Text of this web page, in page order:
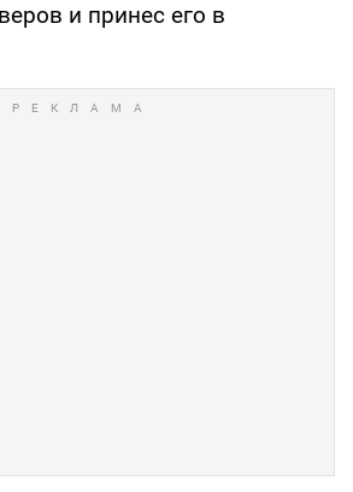
и принес его в